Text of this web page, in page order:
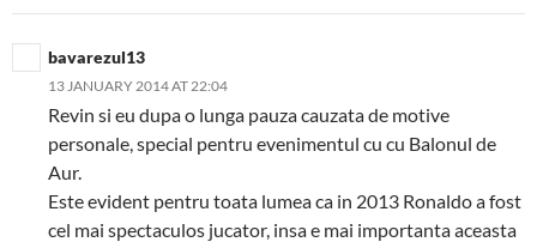
bavarezul13
13 JANUARY 2014 AT 22:04
Revin si eu dupa o lunga pauza cauzata de motive
personale, special pentru evenimentul cu cu Balonul de
Aur.
Este evident pentru toata lumea ca in 2013 Ronaldo a fost
cel mai spectaculos jucator, insa e mai importanta aceasta